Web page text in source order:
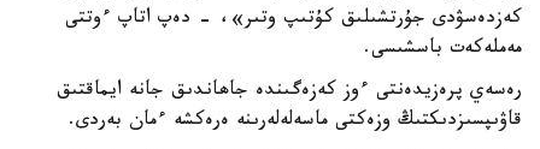
كەزدەسۋدى جۇرتشىلىق كۇتىپ وتىر»، - دەپ اتاپ ءوتتى
مەملەكەت باسشىسى.
رەسەي پرەزيدەنتى ءوز كەزەگىندە جاھاندىق جانە ايماقتىق
قاۋىپسىزدىكتىڭ وزەكتى ماسەلەلەرىنە ەرەكشە ءمان بەردى.